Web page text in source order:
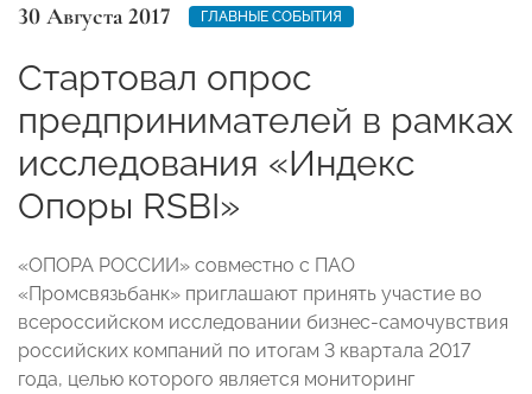
30 Августа 2017 ГЛАВНЫЕ СОБЫТИЯ
Стартовал опрос
предпринимателей в рамках
исследования «Индекс
Опоры RSBI»
«ОПОРА РОССИИ» совместно с ПАО
«Промсвязьбанк» приглашают принять участие во
всероссийском исследовании бизнес-самочувствия
российских компаний по итогам 3 квартала 2017
года, целью которого является мониторинг